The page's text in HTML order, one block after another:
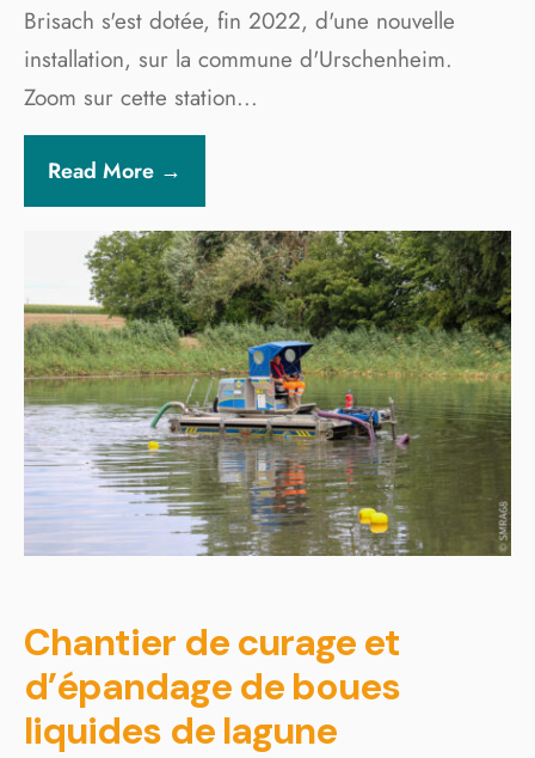
Brisach s'est dotée, fin 2022, d'une nouvelle
installation, sur la commune d'Urschenheim.
Zoom sur cette station...
Read More →
Chantier de curage et
d’épandage de boues
liquides de lagune